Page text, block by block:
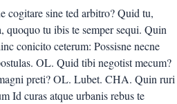
sine ted arbitro? Quid tu,
tu ibis te semper sequi. Quin
conicito ceterum: Possisne necne
OL. Quid tibi negotist mecum?
preti? OL. Lubet. CHA. Quin ruri
Id curas atque urbanis rebus te